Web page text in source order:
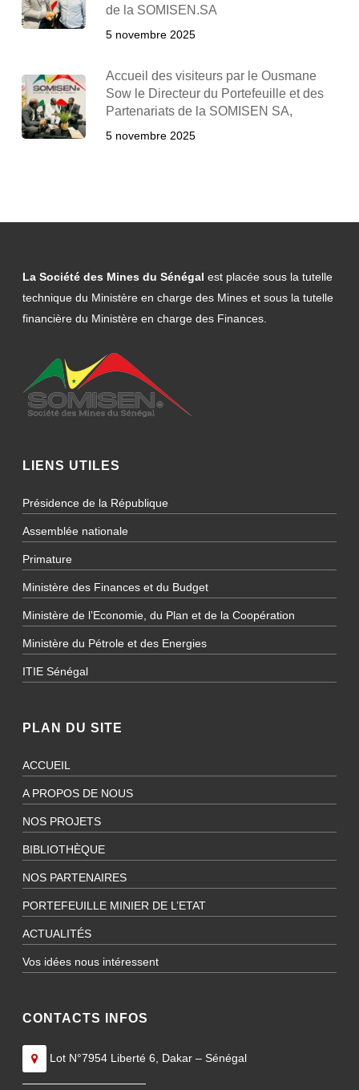
de la SOMISEN.SA
5 novembre 2025
Accueil des visiteurs par le Ousmane
Sow le Directeur du Portefeuille et des
Partenariats de la SOMISEN SA,
5 novembre 2025
La Société des Mines du Sénégal est placée sous la tutelle
technique du Ministère en charge des Mines et sous la tutelle
financière du Ministère en charge des Finances.
LIENS UTILES
Présidence de la République
Assemblée nationale
Primature
Ministère des Finances et du Budget
Ministère de l’Economie, du Plan et de la Coopération
Ministère du Pétrole et des Energies
ITIE Sénégal
PLAN DU SITE
ACCUEIL
A PROPOS DE NOUS
NOS PROJETS
BIBLIOTHÈQUE
NOS PARTENAIRES
PORTEFEUILLE MINIER DE L’ETAT
ACTUALITÉS
Vos idées nous intéressent
CONTACTS INFOS
Lot N°7954 Liberté 6, Dakar – Sénégal
———————————